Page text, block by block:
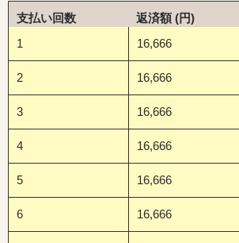
支払い回数 返済額 (円)
1
16,666
2 16,666
3 16,666
4 16,666
5 16,666
6 16,666